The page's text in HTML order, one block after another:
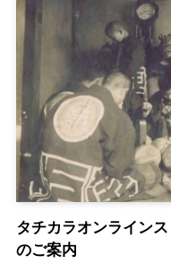
タチカラオンライン
のご案内